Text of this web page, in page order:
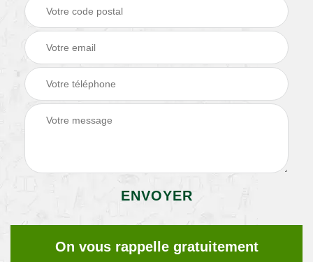
On vous rappelle gratuitement